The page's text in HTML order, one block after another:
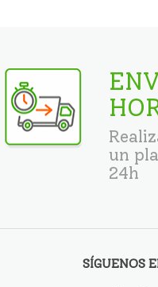
un
24h
SÍGUENOS